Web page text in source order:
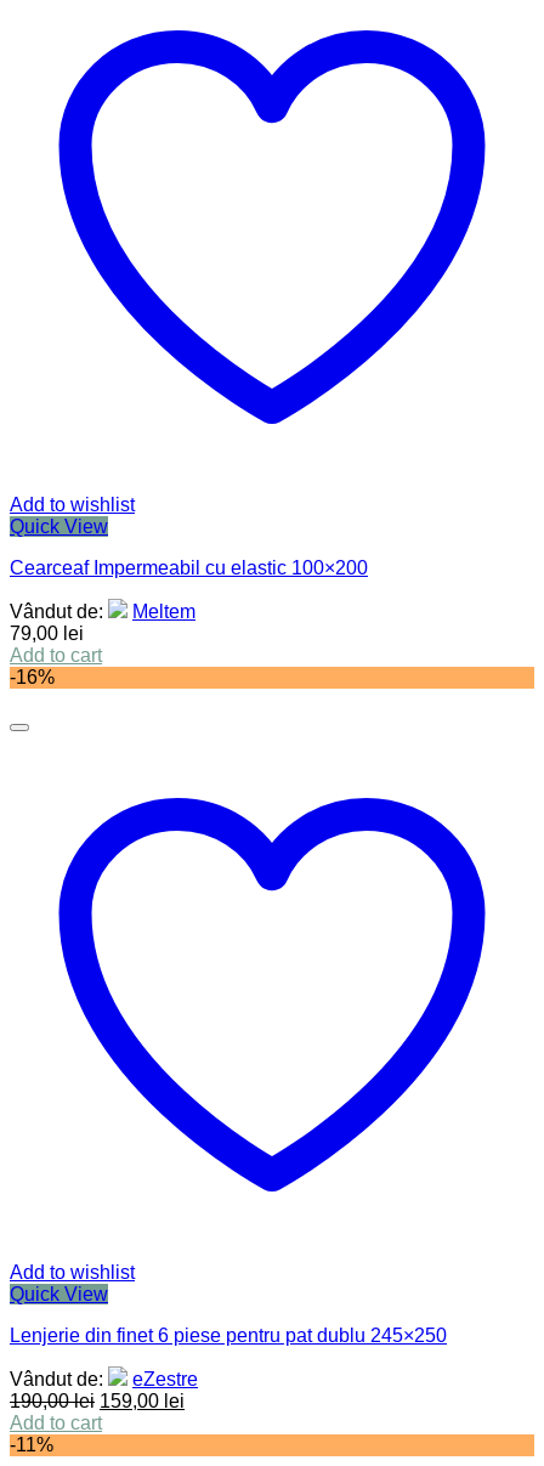
Add to wishlist
Quick View
Cearceaf Impermeabil cu elastic 100×200
Vândut de:
Meltem
79,00 lei
Add to cart
-16%
Add to wishlist
Quick View
Lenjerie din finet 6 piese pentru pat dublu 245×250
Vândut de:
eZestre
190,00lei 159,00 lei
Add to cart
-11%